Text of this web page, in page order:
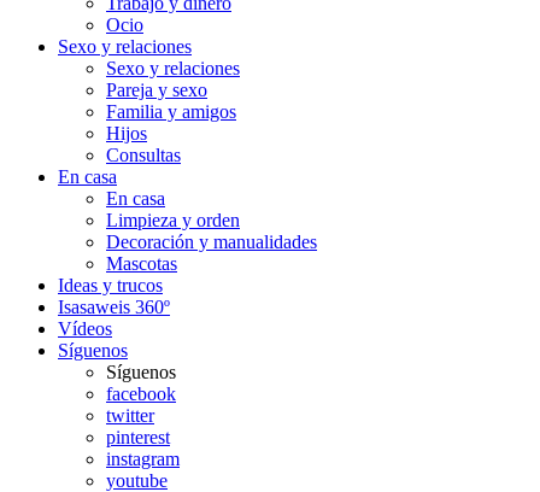
Ocio
Sexo y relaciones
Sexo y relaciones
Pareja y sexo
Familia y amigos
Hijos
Consultas
En casa
En casa
Limpieza y orden
Decoración y manualidades
Mascotas
Ideas y trucos
Isasaweis 360º
Vídeos
Síguenos
Síguenos
facebook
twitter
pinterest
instagram
youtube